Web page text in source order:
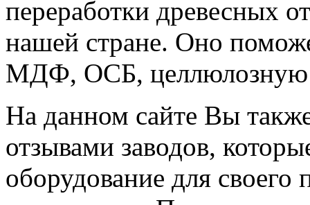
переработки древесных
нашей стране. Оно
МДФ, ОСБ, целлюлозную
На данном сайте Вы
отзывами заводов,
оборудование для своего